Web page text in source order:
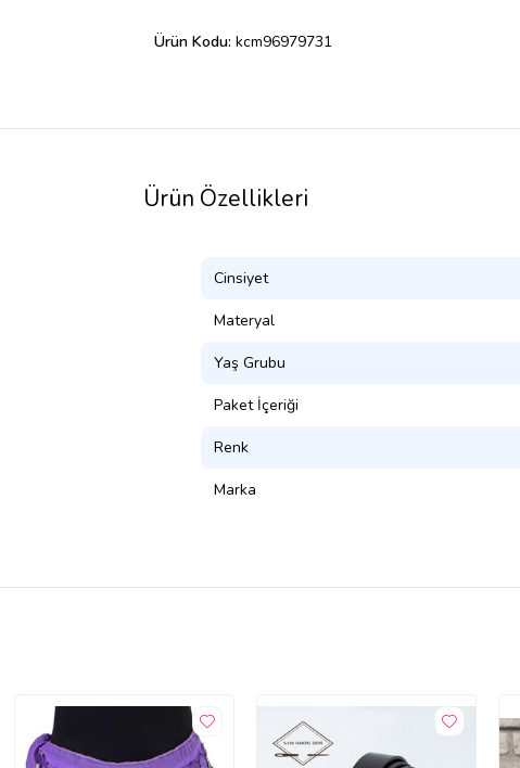
Ürün Kodu: kcm96979731
Ürün Özellikleri
Cinsiyet
Materyal
Yaş Grubu
Paket İçeriği
Renk
Marka